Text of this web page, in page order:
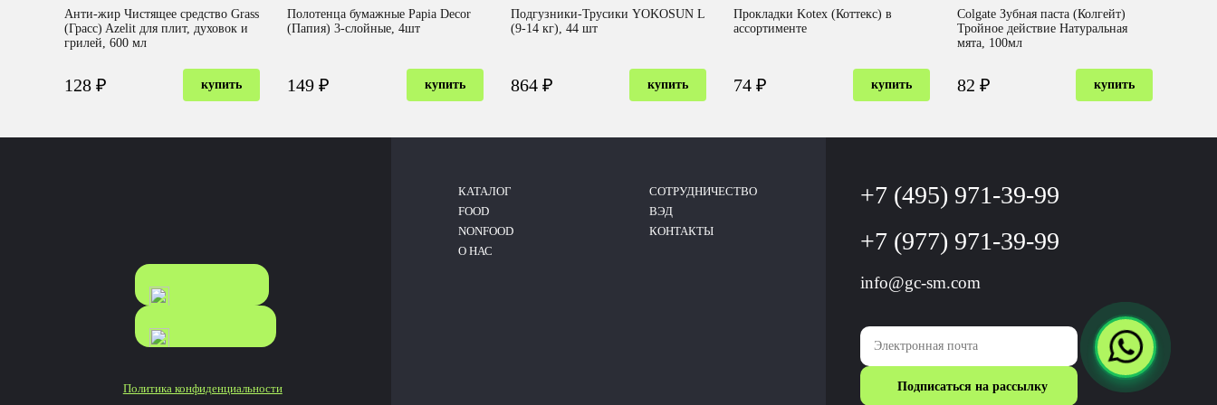
Анти-жир Чистящее средство Grass
(Грасс) Azelit для плит, духовок и
грилей, 600 мл
128 ₽ купить
Полотенца бумажные Papia Decor
(Папия) 3-слойные, 4шт
149 ₽ купить
Подгузники-Трусики YOKOSUN L
(9-14 кг), 44 шт
864 ₽ купить
Прокладки Kotex (Коттекс) в
ассортименте
74 ₽ купить
Colgate Зубная паста (Колгейт)
Тройное действие Натуральная
мята, 100мл
82 ₽ купить
Политика конфиденциальности
КАТАЛОГ
CОТРУДНИЧЕСТВО
FOOD
ВЭД
NONFOOD
КОНТАКТЫ
О НАС
+7 (495) 971-39-99
+7 (977) 971-39-99
info@gc-sm.com
Подписаться на рассылку